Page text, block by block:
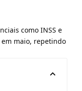
como INSS e
em maio, repetindo